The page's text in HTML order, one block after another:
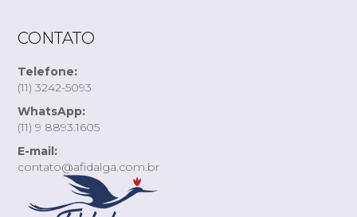
CONTATO
Telefone:
(11) 3242-5093
WhatsApp:
(11) 9 8893.1605
E-mail:
contato@afidalga.com.br